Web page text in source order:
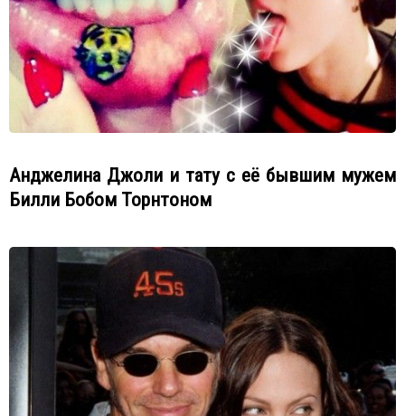
Анджелина Джоли и тату с её бывшим мужем
Билли Бобом Торнтоном